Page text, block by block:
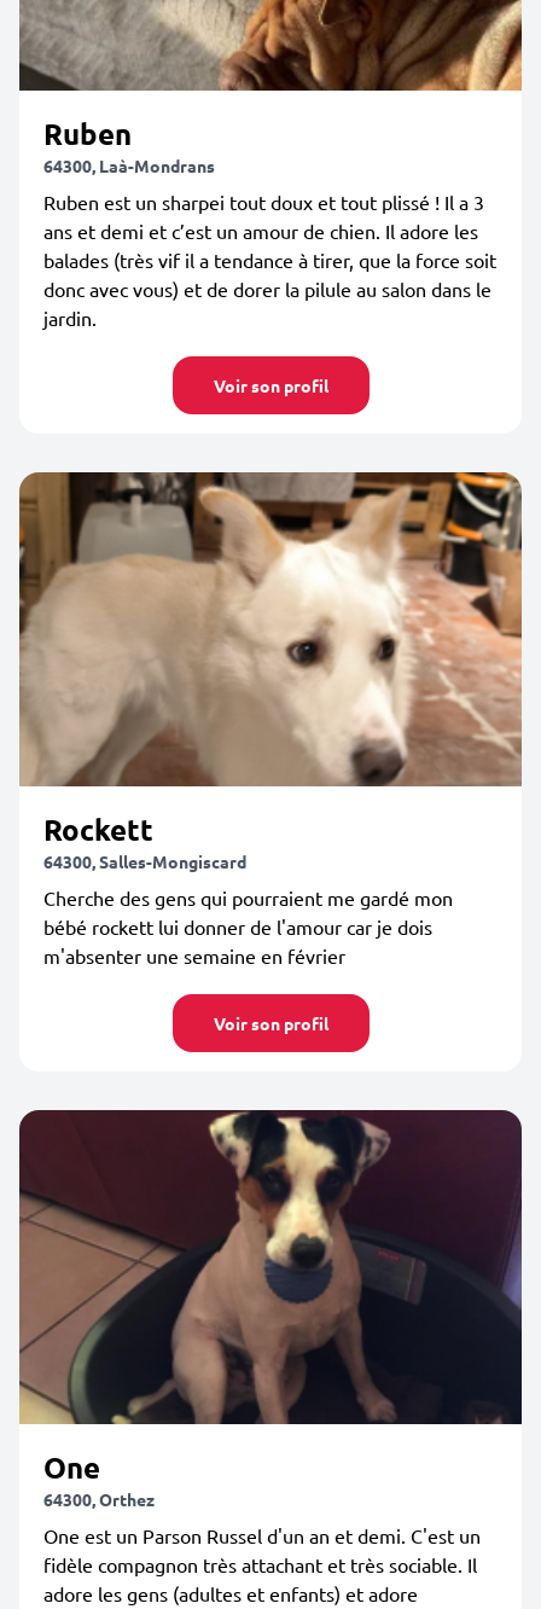
Ruben
64300, Laà-Mondrans
Ruben est un sharpei tout doux et tout plissé ! Il a 3
ans et demi et c’est un amour de chien. Il adore les
balades (très vif il a tendance à tirer, que la force soit
donc avec vous) et de dorer la pilule au salon dans le
jardin.
Voir son profil
Rockett
64300, Salles-Mongiscard
Cherche des gens qui pourraient me gardé mon
bébé rockett lui donner de l'amour car je dois
m'absenter une semaine en février
Voir son profil
One
64300, Orthez
One est un Parson Russel d'un an et demi. C'est un
fidèle compagnon très attachant et très sociable. Il
adore les gens (adultes et enfants) et adore